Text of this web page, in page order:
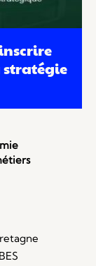
inscrire
stratégie